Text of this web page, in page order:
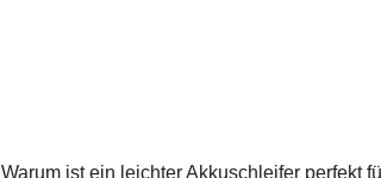
Warum ist ein leichter Akkuschleifer perfekt